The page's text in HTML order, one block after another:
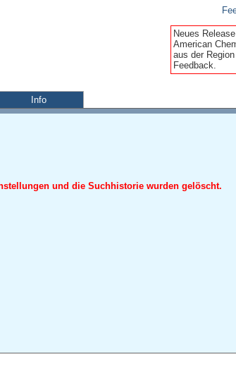
Neues
American
aus der
Feedback.
Info
und die Suchhistorie wurden gelöscht.